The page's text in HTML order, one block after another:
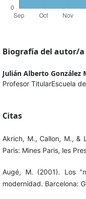
Biografía del autor/a
Julián Alberto González
Profesor TitularEscuela
Citas
Akrich, M., Callon, M., &
Paris: Mines Paris, les
Augé, M. (2001). Los
modernidad. Barcelona: